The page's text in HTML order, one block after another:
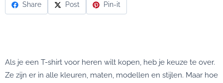
Share Post Pin-it
Als je een T-shirt voor heren wilt kopen, heb je keuze te over.
Ze zijn er in alle kleuren, maten, modellen en stijlen. Maar hoe